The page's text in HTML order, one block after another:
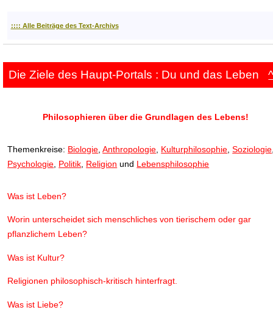
:::: Alle Beiträge des Text-Archivs
Die Ziele des Haupt-Portals : Du und das Leben
Philosophieren über die Grundlagen des Lebens!
Themenkreise: Biologie ,Anthropologie Kulturphilosophie ,Soziologie
Psychologie Politik Religion und Lebensphilosophie
Was ist Leben?
Worin unterscheidet sich menschliches von tierischem oder gar
pflanzlichem Leben?
Was ist Kultur?
Religionen philosophisch-kritisch hinterfragt.
Was ist Liebe?